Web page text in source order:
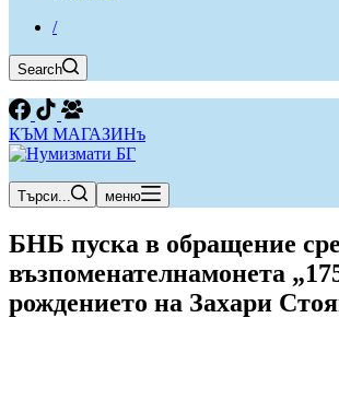
/
Search
КЪМ МАГАЗИНъ
Търси... меню
БНБ пуска в обращение
възпоменателнамонета
рождението на Захари